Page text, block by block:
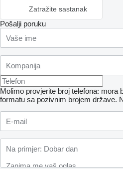
Zatražite sastanak
Pošalji poruku
Molimo provjerite broj telefona: mora
formatu sa pozivnim brojem države.